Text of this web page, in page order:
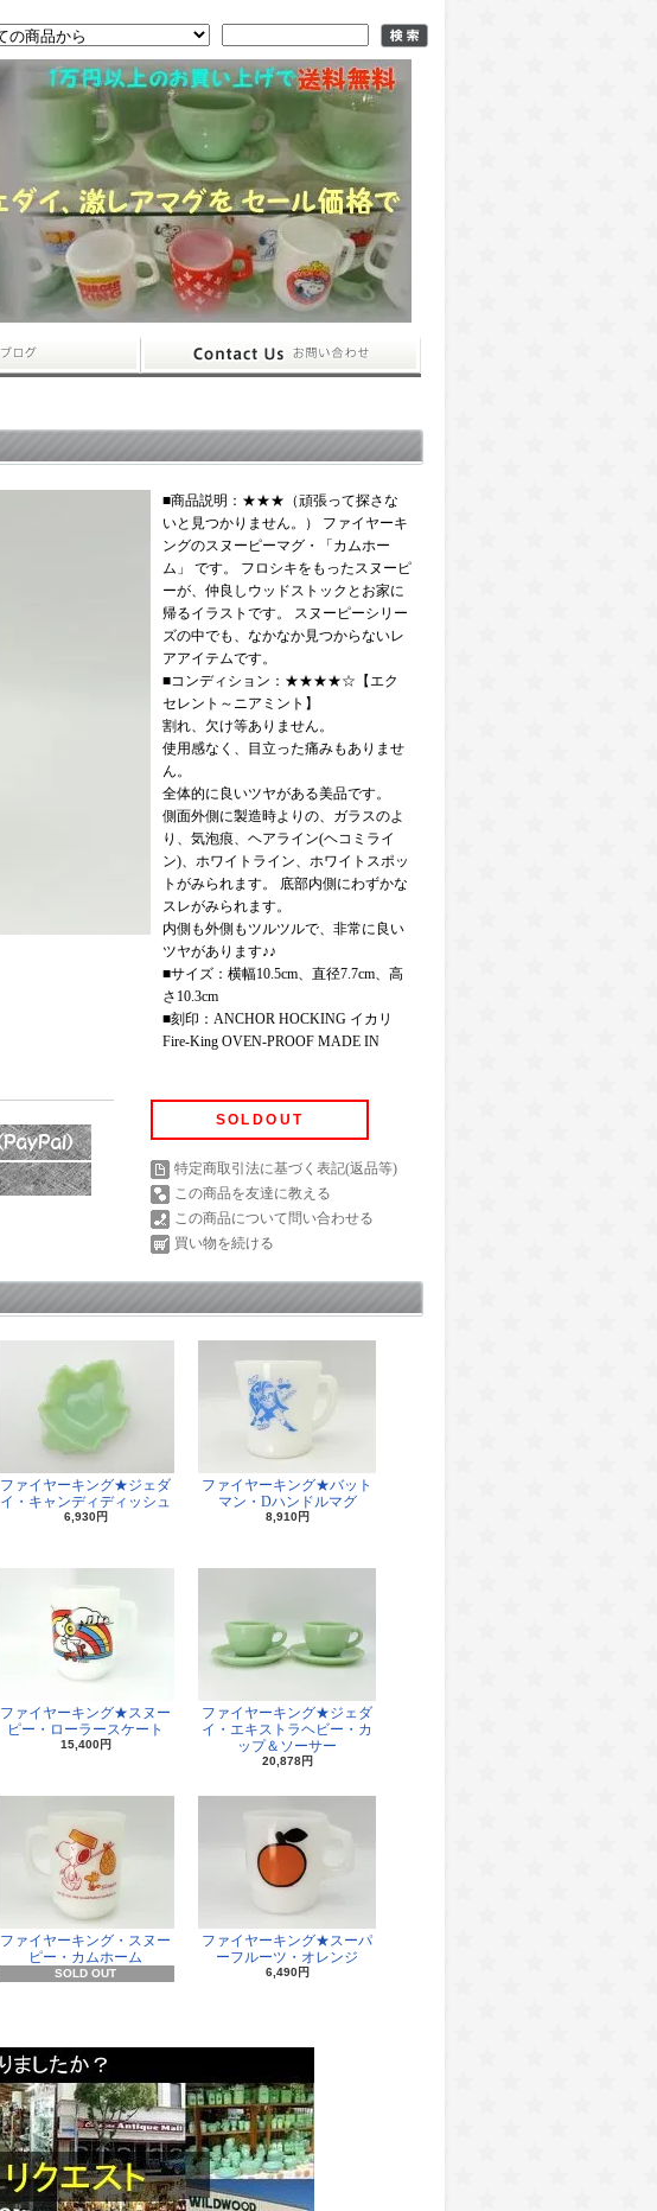
■商品説明：★★★（頑張って探さな
いと見つかりません。） ファイヤーキ
ングのスヌーピーマグ・「カムホー
ム」 です。 フロシキをもったスヌーピ
ーが、仲良しウッドストックとお家に
帰るイラストです。 スヌーピーシリー
ズの中でも、なかなか見つからないレ
アアイテムです。
■コンディション：★★★★☆【エク
セレント～ニアミント】
割れ、欠け等ありません。
使用感なく、目立った痛みもありませ
ん。
全体的に良いツヤがある美品です。
側面外側に製造時よりの、ガラスのよ
り、気泡痕、ヘアライン(ヘコミライ
ン)、ホワイトライン、ホワイトスポッ
トがみられます。 底部内側にわずかな
スレがみられます。
内側も外側もツルツルで、非常に良い
ツヤがあります♪♪
■サイズ：横幅10.5cm、直径7.7cm、高
さ10.3cm
■刻印：ANCHOR HOCKING イカリ
Fire-King OVEN-PROOF MADE IN
SOLDOUT
特定商取引法に基づく表記(返品等)
この商品を友達に教える
この商品について問い合わせる
買い物を続ける
ファイヤーキング★ジェダ
イ・キャンディディッシュ
6,930円
ファイヤーキング★バット
マン・Dハンドルマグ
8,910円
ファイヤーキング★スヌー
ピー・ローラースケート
15,400円
ファイヤーキング★ジェダ
イ・エキストラヘビー・カ
ップ＆ソーサー
20,878円
ファイヤーキング・スヌー
ピー・カムホーム
SOLD OUT
ファイヤーキング★スーパ
ーフルーツ・オレンジ
6,490円